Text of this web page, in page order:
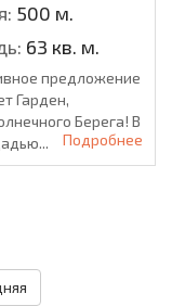
500 м.
63 кв. м.
предложение
Гарден,
Берега! В
Подробнее